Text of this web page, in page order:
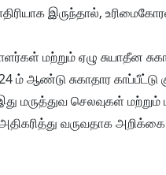
இருந்தால்,
மற்றும் ஏழு சுயாதீன
சுகாதார காப்பீட்டு
மருத்துவ செலவுகள்
வருவதாக அறிக்கை